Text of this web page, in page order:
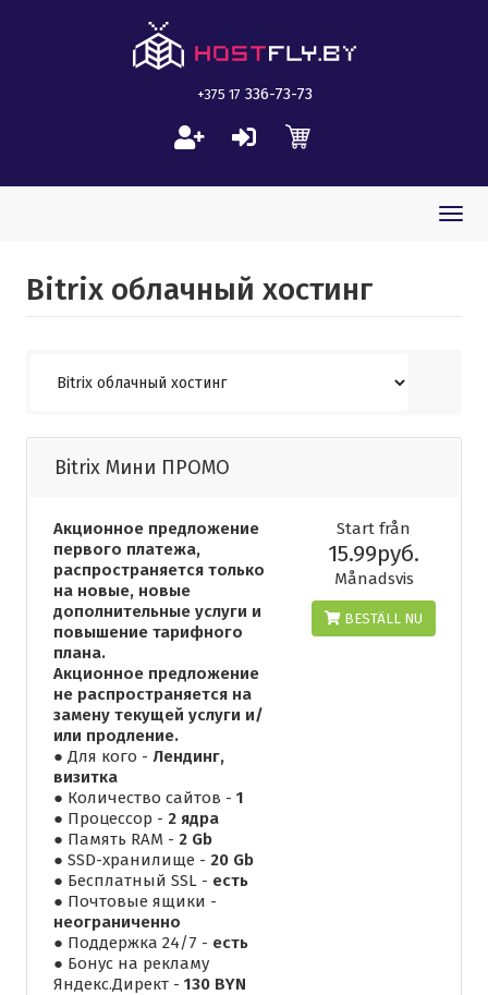
+375 17 336-73-73
Bitrix облачный хостинг
Bitrix Мини ПРОМО
Акционное предложение
первого платежа,
распространяется только
на новые, новые
дополнительные услуги и
повышение тарифного
плана.
Акционное предложение
не распространяется на
замену текущей услуги и/
или продление.
● Для кого - Лендинг,
визитка
● Количество сайтов - 1
● Процессор - 2 ядра
● Память RAM - 2 Gb
● SSD-хранилище - 20 Gb
● Бесплатный SSL - есть
● Почтовые ящики -
неограниченно
● Поддержка 24/7 - есть
● Бонус на рекламу
Яндекс.Директ - 130 BYN
Start från
15.99руб.
Månadsvis
BESTÄLL NU